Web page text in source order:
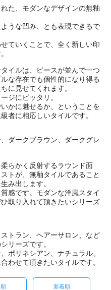
た、モダンなデザインの無釉
うな凹み、とも表現できるで
ていくことで、全く新しい印
イルは、ピースが並んで一つ
な存在でも個性的になり得る
に見せてくれます。
ジにピッタリ。
かに魅せるか、ということを
者に相応しいタイルです。
ダークブラウン、ダークグレ
らかく反射するラウンド面
トが、無釉タイルであること
み出します。
感です。モダンな洋風スタイ
取り入れて頂きたいシリーズ
トラン、ヘアーサロン、など
リーズです。
ポリネシアン、ナチュラル、
わせて頂きたいタイルです。
新着順